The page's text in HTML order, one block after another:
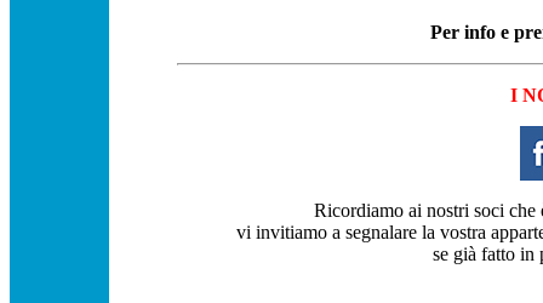
Per info e
I
Ricordiamo ai nostri soci
vi invitiamo a segnalare la vostra
se già fatto in